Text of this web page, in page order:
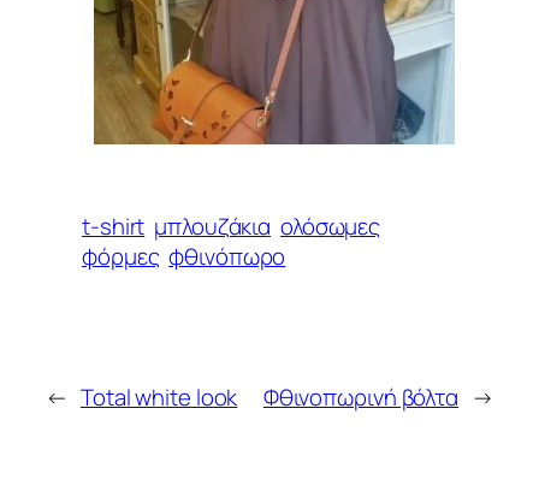
t-shirt μπλουζάκια ολόσωμες
φόρμες φθινόπωρο
← Total white look Φθινοπωρινή βόλτα →